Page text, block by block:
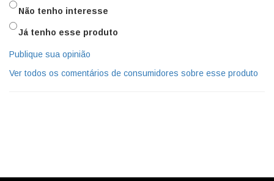
Não tenho interesse
Já tenho esse produto
Publique sua opinião
Ver todos os comentários de consumidores sobre esse produto